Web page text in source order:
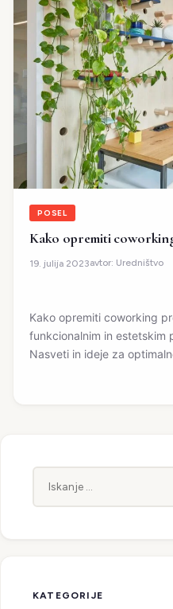
POSEL
Kako opremiti
19. julija 2023avtor: Uredništvo
Kako opremiti coworking
funkcionalnim in estetskim
Nasveti in ideje za
KATEGORIJE